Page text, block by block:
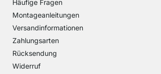
Häufige Fragen
Montageanleitungen
Versandinformationen
Zahlungsarten
Rücksendung
Widerruf